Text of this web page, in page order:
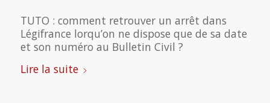
TUTO : comment retrouver un arrêt dans
Légifrance lorqu’on ne dispose que de sa date
et son numéro au Bulletin Civil ?
Lire la suite